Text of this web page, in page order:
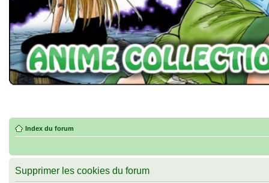
Index du forum
Supprimer les cookies du forum